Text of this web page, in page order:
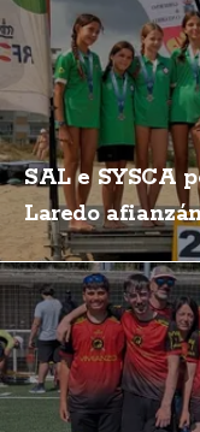
SAL e SYSCA
Laredo